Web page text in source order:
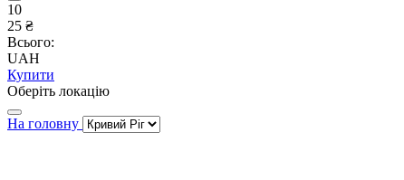
10
25 ₴
Всього:
UAH
Купити
Оберіть локацію
На головну